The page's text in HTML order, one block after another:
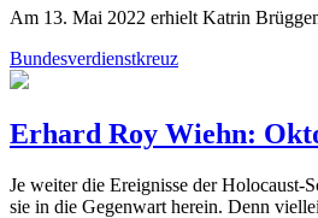
Am 13. Mai 2022 erhielt Katrin
Bundesverdienstkreuz
Erhard Roy Wiehn:
Je weiter die Ereignisse der Holocaust-
sie in die Gegenwart herein. Denn